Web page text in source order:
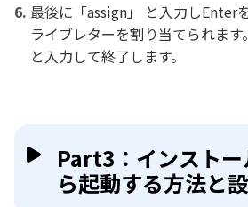
最後に「assign」 と入力しEnter
ライブレターを割り当てられます
と入力して終了します。
Part3：インスト
ら起動する方法と